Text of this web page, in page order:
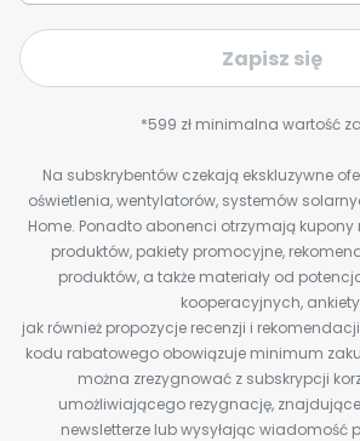
Zapisz się
*599 zł minimalna wartość
Na subskrybentów czekają ekskluzywne
oświetlenia, wentylatorów, systemów
Home. Ponadto abonenci otrzymają kupony
produktów, pakiety promocyjne,
produktów, a także materiały od
kooperacyjnych,
jak również propozycje recenzji i
kodu rabatowego obowiązuje minimum
można zrezygnować z subskrypcji
umożliwiającego rezygnację,
newsletterze lub wysyłając wiadomość